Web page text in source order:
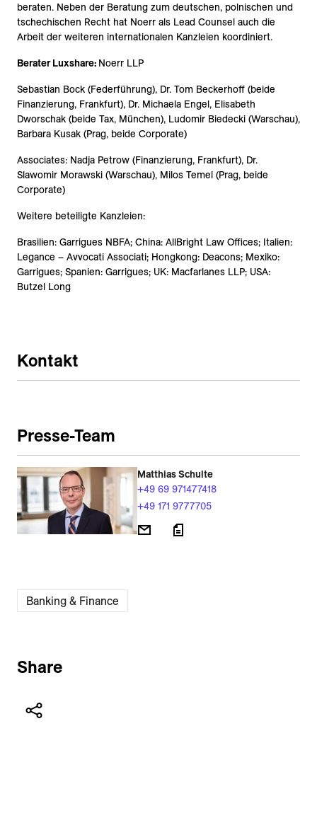
beraten. Neben der Beratung zum deutschen, polnischen und
tschechischen Recht hat Noerr als Lead Counsel auch die
Arbeit der weiteren internationalen Kanzleien koordiniert.
Berater Luxshare: Noerr LLP
Sebastian Bock (Federführung), Dr. Tom Beckerhoff (beide
Finanzierung, Frankfurt), Dr. Michaela Engel, Elisabeth
Dworschak (beide Tax, München), Ludomir Biedecki (Warschau),
Barbara Kusak (Prag, beide Corporate)
Associates: Nadja Petrow (Finanzierung, Frankfurt), Dr.
Slawomir Morawski (Warschau), Milos Temel (Prag, beide
Corporate)
Weitere beteiligte Kanzleien:
Brasilien: Garrigues NBFA; China: AllBright Law Offices; Italien:
Legance – Avvocati Associati; Hongkong: Deacons; Mexiko:
Garrigues; Spanien: Garrigues; UK: Macfarlanes LLP; USA:
Butzel Long
Kontakt
Presse-Team
Matthias Schulte
+49 69 971477418
+49 171 9777705
Banking & Finance
Share